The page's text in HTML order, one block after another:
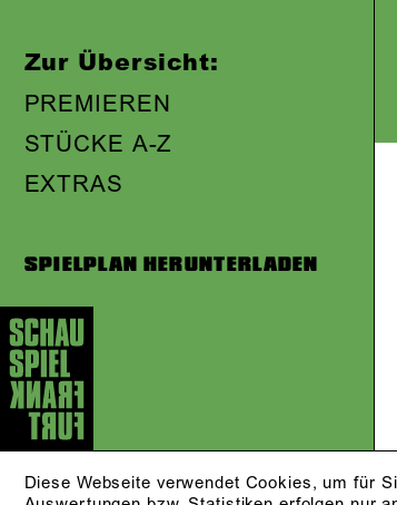
Diese Webseite verwendet Cookies, um für
Zur Übersicht:
PREMIEREN
STÜCKE A-Z
EXTRAS
SPIELPLAN HERUNTERLADEN